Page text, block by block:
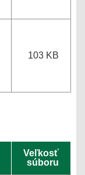
103 KB
Veľkosť
súboru